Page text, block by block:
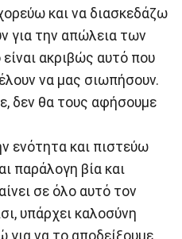
και να διασκεδάζω
για την απώλεια των
ακριβώς αυτό που
να μας σιωπήσουν.
δεν θα τους αφήσουμε
ενότητα και πιστεύω
παράλογη βία και
σε όλο αυτό τον
υπάρχει καλοσύνη
για να το αποδείξουμε.